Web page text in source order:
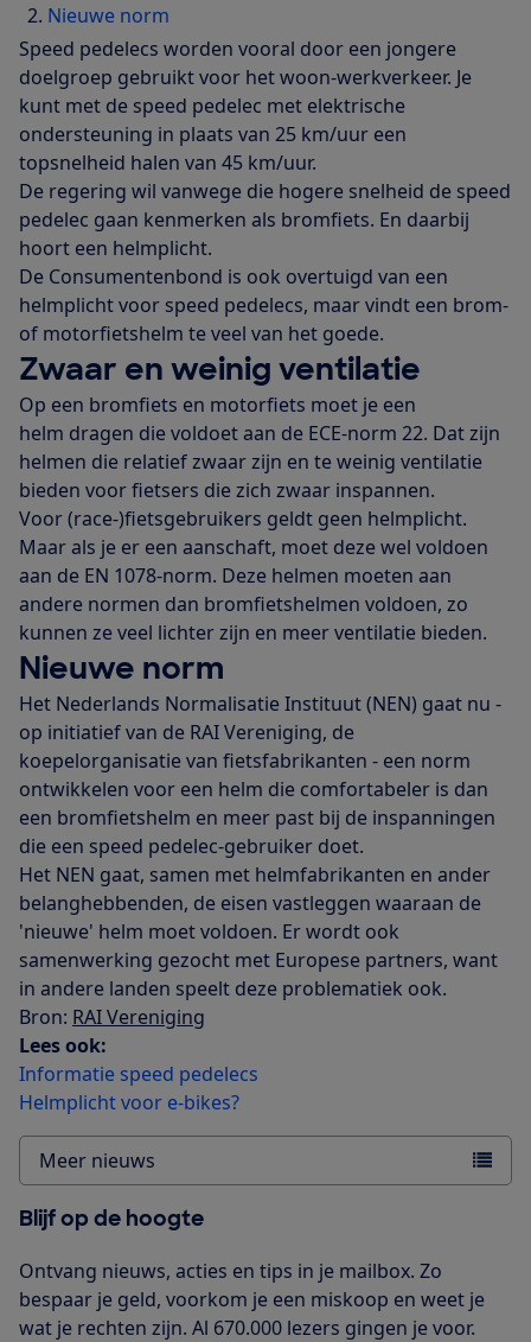
Nieuwe norm
Speed pedelecs worden vooral door een jongere
doelgroep gebruikt voor het woon-werkverkeer. Je
kunt met de speed pedelec met elektrische
ondersteuning in plaats van 25 km/uur een
topsnelheid halen van 45 km/uur.
De regering wil vanwege die hogere snelheid de speed
pedelec gaan kenmerken als bromfiets. En daarbij
hoort een helmplicht.
De Consumentenbond is ook overtuigd van een
helmplicht voor speed pedelecs, maar vindt een brom-
of motorfietshelm te veel van het goede.
Zwaar en weinig ventilatie
Op een bromfiets en motorfiets moet je een
helm dragen die voldoet aan de ECE-norm 22. Dat zijn
helmen die relatief zwaar zijn en te weinig ventilatie
bieden voor fietsers die zich zwaar inspannen.
Voor (race-)fietsgebruikers geldt geen helmplicht.
Maar als je er een aanschaft, moet deze wel voldoen
aan de EN 1078-norm. Deze helmen moeten aan
andere normen dan bromfietshelmen voldoen, zo
kunnen ze veel lichter zijn en meer ventilatie bieden.
Nieuwe norm
Het Nederlands Normalisatie Instituut (NEN) gaat nu -
op initiatief van de RAI Vereniging, de
koepelorganisatie van fietsfabrikanten - een norm
ontwikkelen voor een helm die comfortabeler is dan
een bromfietshelm en meer past bij de inspanningen
die een speed pedelec-gebruiker doet.
Het NEN gaat, samen met helmfabrikanten en ander
belanghebbenden, de eisen vastleggen waaraan de
'nieuwe' helm moet voldoen. Er wordt ook
samenwerking gezocht met Europese partners, want
in andere landen speelt deze problematiek ook.
Bron: RAI Vereniging
Lees ook:
Informatie speed pedelecs
Helmplicht voor e-bikes?
Meer nieuws
Blijf op de hoogte
Ontvang nieuws, acties en tips in je mailbox. Zo
bespaar je geld, voorkom je een miskoop en weet je
wat je rechten zijn. Al 670.000 lezers gingen je voor.